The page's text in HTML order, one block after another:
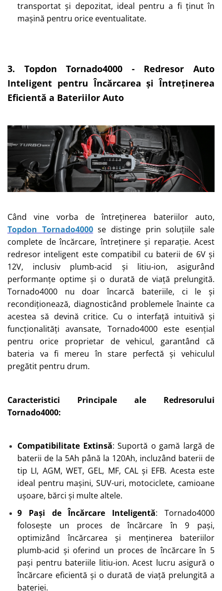
transportat și depozitat, ideal pentru a fi ținut în
mașină pentru orice eventualitate.
3. Topdon Tornado4000 - Redresor Auto
Inteligent pentru Încărcarea și Întreținerea
Eficientă a Bateriilor Auto
Când vine vorba de întreținerea bateriilor auto,
Topdon Tornado4000se distinge prin soluțiile sale
complete de încărcare, întreținere și reparație. Acest
redresor inteligent este compatibil cu baterii de 6V și
12V, inclusiv plumb-acid și litiu-ion, asigurând
performanțe optime și o durată de viață prelungită.
Tornado4000 nu doar încarcă bateriile, ci le și
recondiționează, diagnosticând problemele înainte ca
acestea să devină critice. Cu o interfață intuitivă și
funcționalități avansate, Tornado4000 este esențial
pentru orice proprietar de vehicul, garantând că
bateria va fi mereu în stare perfectă și vehiculul
pregătit pentru drum.
Caracteristici Principale ale Redresorului
Tornado4000:
Compatibilitate Extinsă: Suportă o gamă largă de
baterii de la 5Ah până la 120Ah, incluzând baterii de
tip LI, AGM, WET, GEL, MF, CAL și EFB. Acesta este
ideal pentru mașini, SUV-uri, motociclete, camioane
ușoare, bărci și multe altele.
9 Pași de Încărcare Inteligentă: Tornado4000
folosește un proces de încărcare în 9 pași,
optimizând încărcarea și menținerea bateriilor
plumb-acid și oferind un proces de încărcare în 5
pași pentru bateriile litiu-ion. Acest lucru asigură o
încărcare eficientă și o durată de viață prelungită a
bateriei.